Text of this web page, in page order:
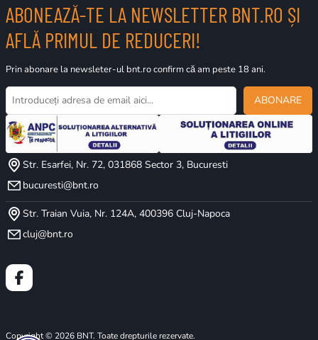
ABONEAZĂ-TE LA NEWSLETTER BNT.RO ȘI
AFLĂ PRIMUL DE REDUCERI!
Prin abonare la newsleter-ul bnt.ro confirm că am peste 18 ani.
ABONARE
Str. Esarfei, Nr. 72, 031868 Sector 3, Bucuresti
bucuresti@bnt.ro
Str. Traian Vuia, Nr. 124A, 400396 Cluj-Napoca
cluj@bnt.ro
Copyright © 2026 BNT. Toate drepturile rezervate.